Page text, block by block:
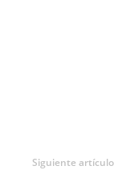
Siguiente artículo